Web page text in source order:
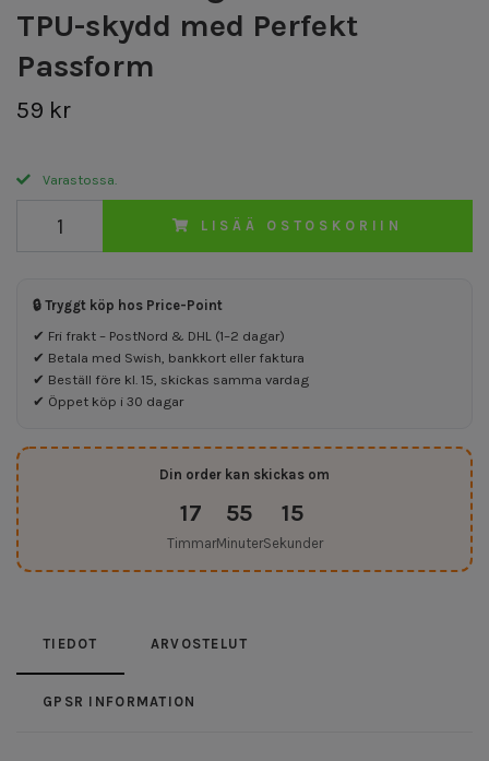
TPU-skydd med Perfekt
Passform
59 kr
Varastossa.
LISÄÄ OSTOSKORIIN
🔒 Tryggt köp hos Price-Point
✔ Fri frakt – PostNord & DHL (1–2 dagar)
✔ Betala med Swish, bankkort eller faktura
✔ Beställ före kl. 15, skickas samma vardag
✔ Öppet köp i 30 dagar
Din order kan skickas om
17
Timmar
55
Minuter
15
Sekunder
TIEDOT ARVOSTELUT
GPSR INFORMATION